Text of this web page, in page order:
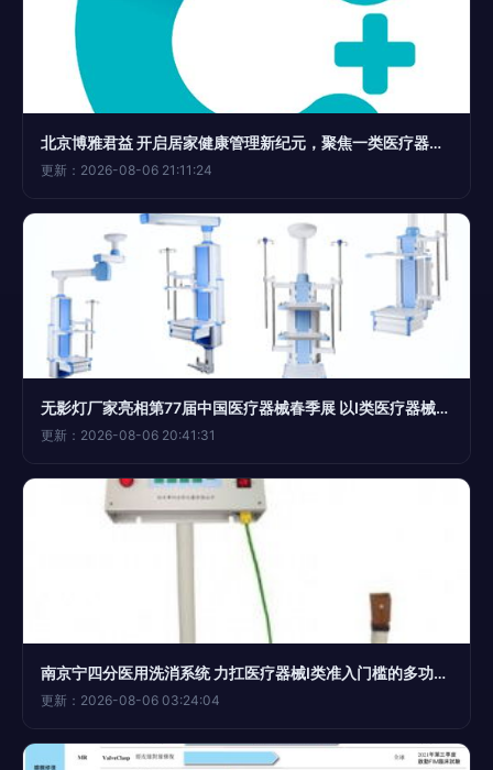
北京博雅君益 开启居家健康管理新纪元，聚焦一类医疗器械规范化应用
更新：2026-08-06 21:11:24
无影灯厂家亮相第77届中国医疗器械春季展 以I类医疗器械创新引领手术照明新标准
更新：2026-08-06 20:41:31
南京宁四分医用洗消系统 力扛医疗器械Ⅰ类准入门槛的多功能供应室解决方案
更新：2026-08-06 03:24:04